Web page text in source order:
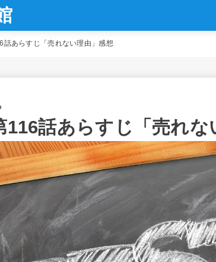
話あらすじ「売れない理由」感想
116話あらすじ「売れな